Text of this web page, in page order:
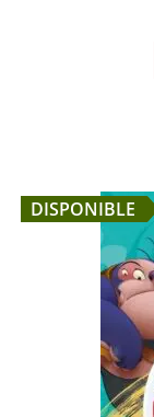
DISPONIBLE